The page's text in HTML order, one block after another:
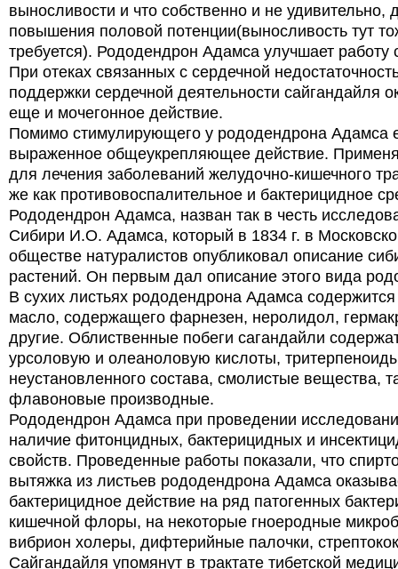
выносливости и что собственно и не удивительно,
повышения половой потенции(выносливость тут
требуется). Рододендрон Адамса улучшает работу
При отеках связанных с сердечной
поддержки сердечной деятельности сайгандайля
еще и мочегонное действие.
Помимо стимулирующего у рододендрона Адамса
выраженное общеукрепляющее действие.
для лечения заболеваний желудочно-кишечного
же как противовоспалительное и бактерицидное
Рододендрон Адамса, назван так в честь
Сибири И.О. Адамса, который в 1834 г. в
обществе натуралистов опубликовал описание
растений. Он первым дал описание этого вида
В сухих листьях рододендрона Адамса
масло, содержащего фарнезен, неролидол,
другие. Облиственные побеги сагандайли
урсоловую и олеаноловую кислоты,
неустановленного состава, смолистые вещества,
флавоновые производные.
Рододендрон Адамса при проведении
наличие фитонцидных, бактерицидных и
свойств. Проведенные работы показали, что
вытяжка из листьев рододендрона Адамса
бактерицидное действие на ряд патогенных
кишечной флоры, на некоторые гноеродные
вибрион холеры, дифтерийные палочки,
Сайгандайля упомянут в трактате тибетской